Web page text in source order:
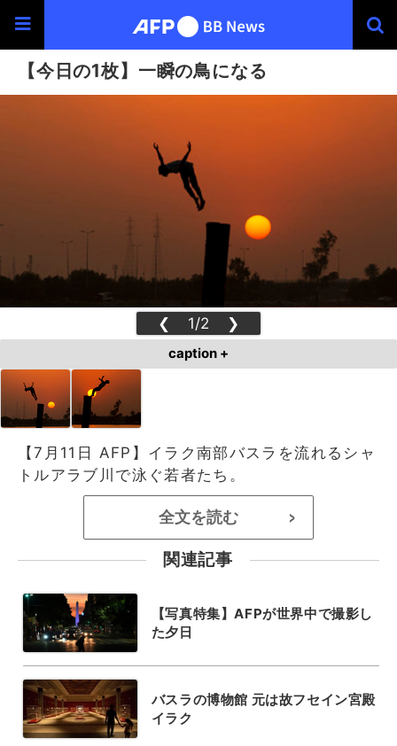
【今日の1枚】一瞬の鳥になる
❮ 1/2 ❯
caption +
【7月11日 AFP】イラク南部バスラを流れるシャ
トルアラブ川で泳ぐ若者たち。
全文を読む >
関連記事
【写真特集】AFPが世界中で撮影し
た夕日
バスラの博物館 元は故フセイン宮殿
イラク